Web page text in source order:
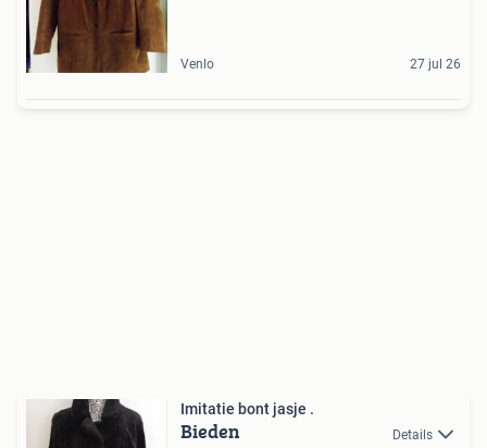
Venlo 27 jul 26
Imitatie bont jasje .
Bieden Details